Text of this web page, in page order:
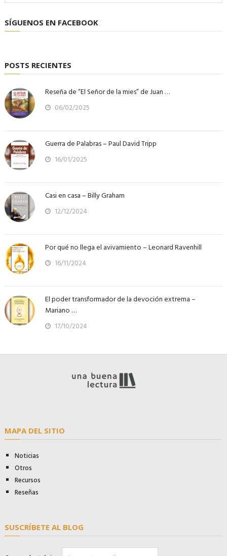
SÍGUENOS EN FACEBOOK
POSTS RECIENTES
Reseña de “El Señor de la mies” de Juan …
06/02/2025
Guerra de Palabras – Paul David Tripp
16/01/2025
Casi en casa – Billy Graham
12/12/2024
Por qué no llega el avivamiento – Leonard Ravenhill
16/11/2024
El poder transformador de la devoción extrema –
Mariano …
17/10/2024
MAPA DEL SITIO
Noticias
Otros
Recursos
Reseñas
SUSCRÍBETE AL BLOG